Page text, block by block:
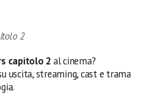
2
capitolo 2 al cinema?
uscita, streaming, cast e trama